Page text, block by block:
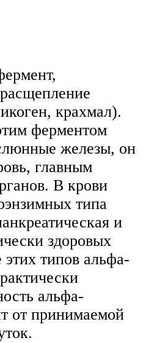
крахмал).
ферментом
железы, он
главным
В крови
типа
и
здоровых
типов альфа-
альфа-
от принимаемой